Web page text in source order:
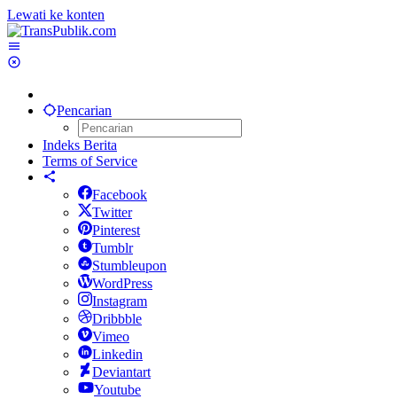
Lewati ke konten
Pencarian
Indeks Berita
Terms of Service
Facebook
Twitter
Pinterest
Tumblr
Stumbleupon
WordPress
Instagram
Dribbble
Vimeo
Linkedin
Deviantart
Youtube